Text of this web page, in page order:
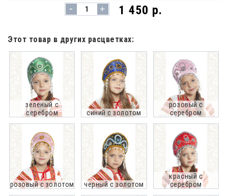
- + 1 450 р.
Этот товар в других расцветках:
зеленый с
серебром
синий с золотом
розовый с
серебром
розовый с золотом черный с золотом
красный с
серебром